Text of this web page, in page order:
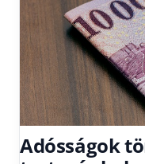
Adósságok